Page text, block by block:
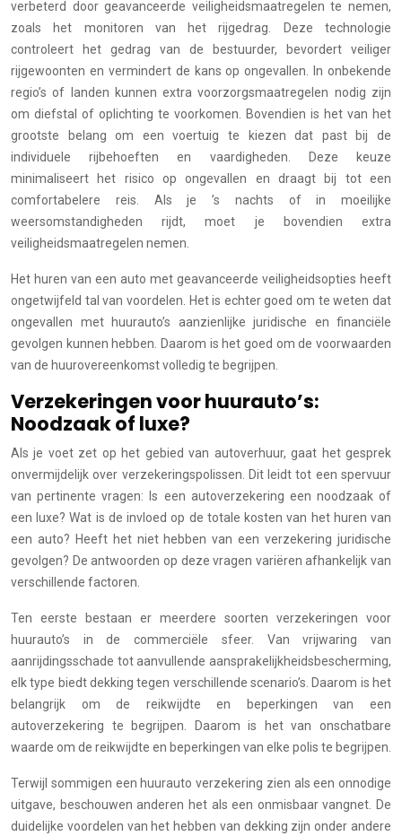
verbeterd door geavanceerde veiligheidsmaatregelen te nemen,
zoals het monitoren van het rijgedrag. Deze technologie
controleert het gedrag van de bestuurder, bevordert veiliger
rijgewoonten en vermindert de kans op ongevallen. In onbekende
regio’s of landen kunnen extra voorzorgsmaatregelen nodig zijn
om diefstal of oplichting te voorkomen. Bovendien is het van het
grootste belang om een voertuig te kiezen dat past bij de
individuele rijbehoeften en vaardigheden. Deze keuze
minimaliseert het risico op ongevallen en draagt bij tot een
comfortabelere reis. Als je ’s nachts of in moeilijke
weersomstandigheden rijdt, moet je bovendien extra
veiligheidsmaatregelen nemen.
Het huren van een auto met geavanceerde veiligheidsopties heeft
ongetwijfeld tal van voordelen. Het is echter goed om te weten dat
ongevallen met huurauto’s aanzienlijke juridische en financiële
gevolgen kunnen hebben. Daarom is het goed om de voorwaarden
van de huurovereenkomst volledig te begrijpen.
Verzekeringen voor huurauto’s:
Noodzaak of luxe?
Als je voet zet op het gebied van autoverhuur, gaat het gesprek
onvermijdelijk over verzekeringspolissen. Dit leidt tot een spervuur
van pertinente vragen: Is een autoverzekering een noodzaak of
een luxe? Wat is de invloed op de totale kosten van het huren van
een auto? Heeft het niet hebben van een verzekering juridische
gevolgen? De antwoorden op deze vragen variëren afhankelijk van
verschillende factoren.
Ten eerste bestaan er meerdere soorten verzekeringen voor
huurauto’s in de commerciële sfeer. Van vrijwaring van
aanrijdingsschade tot aanvullende aansprakelijkheidsbescherming,
elk type biedt dekking tegen verschillende scenario’s. Daarom is het
belangrijk om de reikwijdte en beperkingen van een
autoverzekering te begrijpen. Daarom is het van onschatbare
waarde om de reikwijdte en beperkingen van elke polis te begrijpen.
Terwijl sommigen een huurauto verzekering zien als een onnodige
uitgave, beschouwen anderen het als een onmisbaar vangnet. De
duidelijke voordelen van het hebben van dekking zijn onder andere